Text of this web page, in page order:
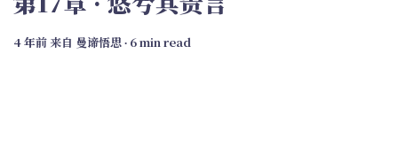
4 年前来自 曼谛悟思∙ 6 min read